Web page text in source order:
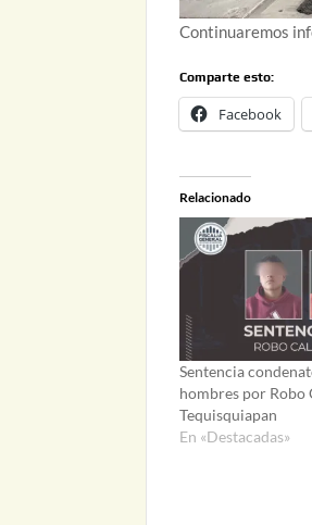
Continuaremos
Comparte esto:
Facebook
Relacionado
Sentencia
hombres por Robo
Tequisquiapan
En «Destacadas»